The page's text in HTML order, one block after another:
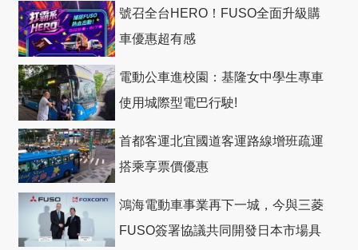
號召全台HERO！FUSO全面升級購
車優惠超有感
電動公車進校園：基隆女中學生專車
使用城際型電巴行駛!
首都客運北宜國道客運路線增班疏運
搭乘享票價優惠
鴻海電動車事業再下一城，今與三菱
FUSO簽署協議共同開發日本市場具